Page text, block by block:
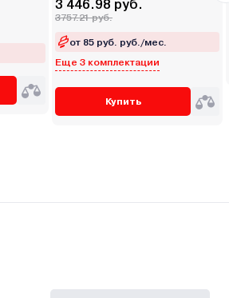
3 446.98 руб.
3757.21 руб.
от 85 руб. руб./мес.
Еще 3 комплектации
Купить